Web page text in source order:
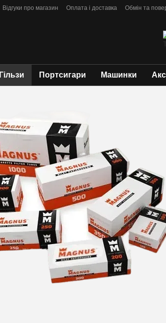
Відгуки про магазин Оплата і доставка Обмін та
Гільзи Портсигари Машинки